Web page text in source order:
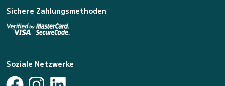
Sichere Zahlungsmethoden
Soziale Netzwerke